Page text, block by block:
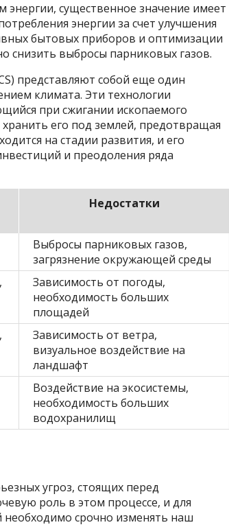
существенное значение имеет
энергии за счет улучшения
бытовых приборов и оптимизации
снизить выбросы парниковых газов.
представляют собой еще один
климата. Эти технологии
при сжигании ископаемого
его под землей, предотвращая
на стадии развития, и его
и преодоления ряда
Недостатки
Выбросы парниковых газов,
загрязнение окружающей среды
Зависимость от погоды,
необходимость больших
площадей
Зависимость от ветра,
визуальное воздействие на
ландшафт
Воздействие на экосистемы,
необходимость больших
водохранилищ
угроз, стоящих перед
роль в этом процессе, и для
необходимо срочно изменять наш